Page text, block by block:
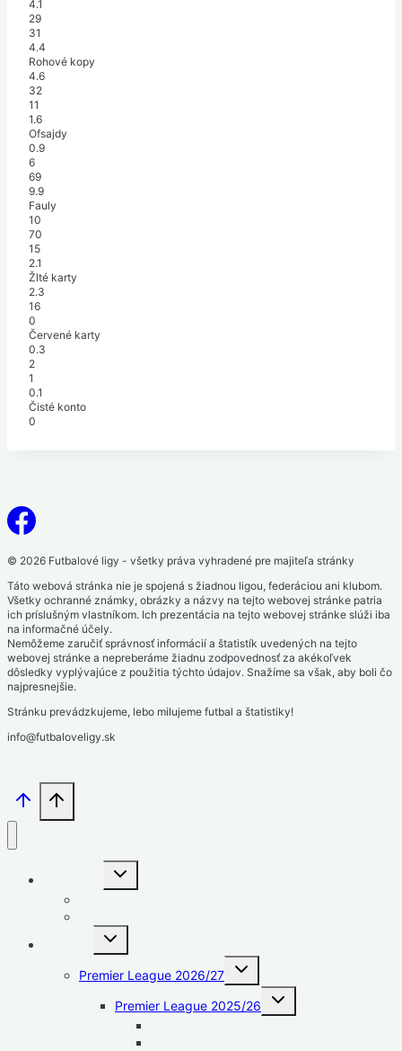
4.1
29
31
4.4
Rohové kopy
4.6
32
11
1.6
Ofsajdy
0.9
6
69
9.9
Fauly
10
70
15
2.1
Žlté karty
2.3
16
0
Červené karty
0.3
2
1
0.1
Čisté konto
0
© 2026 Futbalové ligy - všetky práva vyhradené pre majiteľa stránky
Táto webová stránka nie je spojená s žiadnou ligou, federáciou ani klubom.
Všetky ochranné známky, obrázky a názvy na tejto webovej stránke patria
ich príslušným vlastníkom. Ich prezentácia na tejto webovej stránke slúži iba
na informačné účely.
Nemôžeme zaručiť správnosť informácií a štatistík uvedených na tejto
webovej stránke a nepreberáme žiadnu zodpovednosť za akékoľvek
dôsledky vyplývajúce z použitia týchto údajov. Snažíme sa však, aby boli čo
najpresnejšie.
Stránku prevádzkujeme, lebo milujeme futbal a štatistiky!
info@futbaloveligy.sk
Toggle
Toggle
Premier League 2026/27
Toggle
Premier League 2025/26
Toggle